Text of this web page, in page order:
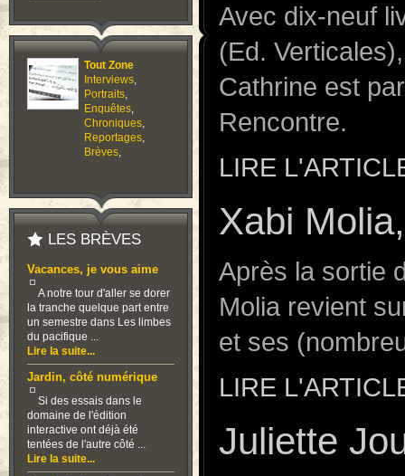
Tout Zone
Interviews,
Portraits,
Enquêtes,
Chroniques,
Reportages,
Brèves,
LES BRÈVES
Vacances, je vous aime
A notre tour d'aller se dorer
la tranche quelque part entre
un semestre dans Les limbes
du pacifique ...
Lire la suite...
Jardin, côté numérique
Si des essais dans le
domaine de l'édition
interactive ont déjà été
tentées de l'autre côté ...
Lire la suite...
Avec dix-neuf
(Ed.
Cathrine est
Rencontre.
LIRE
Xabi
Après la sortie
Molia revient
et ses
LIRE
Juliette